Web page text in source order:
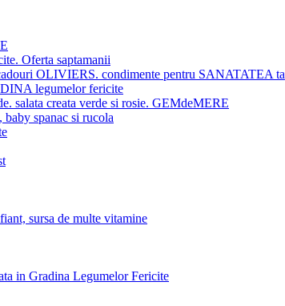
Oferta saptamanii
OLIVIERS. condimente pentru SANATATEA ta
legumelor fericite
salata creata verde si rosie. GEMdeMERE
spanac si rucola
sursa de multe vitamine
in Gradina Legumelor Fericite